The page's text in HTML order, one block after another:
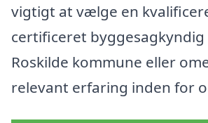
vigtigt at vælge en
certificeret byggesagkyndig
Roskilde kommune eller
relevant erfaring inden for